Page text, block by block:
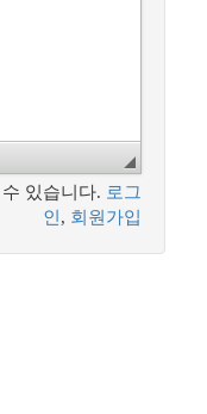
있습니다. 로그
인 , 회원가입